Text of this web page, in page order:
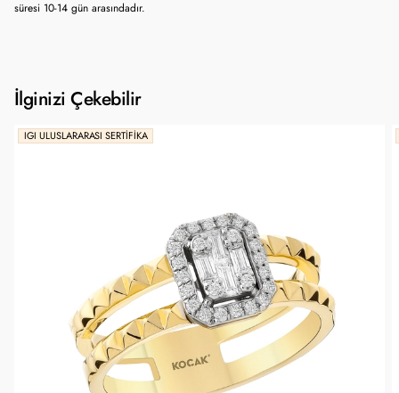
süresi 10-14 gün arasındadır.
İlginizi Çekebilir
IGI ULUSLARARASI SERTIFIKA